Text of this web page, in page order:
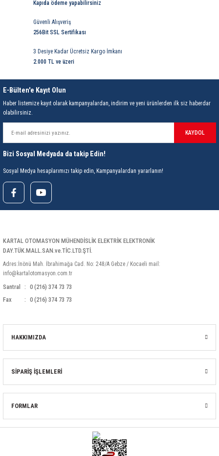
3 Desiye Kadar Ücretsiz Kargo İmkanı
2.000 TL ve üzeri
Kapıda ödeme yapabilirsiniz
Güvenli Alışveriş
256Bit SSL Sertifikası
E-Bülten'e Kayıt Olun
Haber listemize kayıt olarak kampanyalardan, indirim ve yeni ürünlerden ilk siz haberdar
olabilirsiniz.
KAYDOL
Bizi Sosyal Medyada da takip Edin!
Sosyal Medya hesaplarımızı takip edin, Kampanyalardan yararlanın!
KARTAL OTOMASYON MÜHENDİSLİK ELEKTRİK ELEKTRONİK
DAY.TÜK.MALL.SAN.ve.TİC.LTD.ŞTİ.
Adres:İnönü Mah. İbrahimağa Cad. No: 248/A Gebze / Kocaeli mail:
info@kartalotomasyon.com.tr
Santral
0 (216) 374 73 73
Fax
0 (216) 374 73 73
HAKKIMIZDA
SİPARİŞ İŞLEMLERİ
FORMLAR